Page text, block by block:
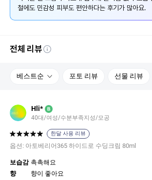
철에도 민감성 피부도 편안하다는 후기가 많아요.
전체 리뷰
베스트순 포토 리뷰 선물 리뷰
Hli* B
40대 여성 수분부족지성 모공
한달 사용 리뷰
옵션: 아토베리어365 하이드로 수딩크림 80ml
보습감 촉촉해요
향
향이 좋아요